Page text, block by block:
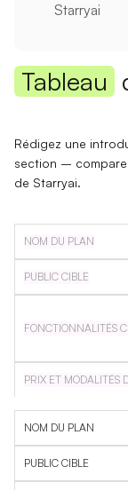
Starryai
Tableau
Rédigez une
section –
de Starryai.